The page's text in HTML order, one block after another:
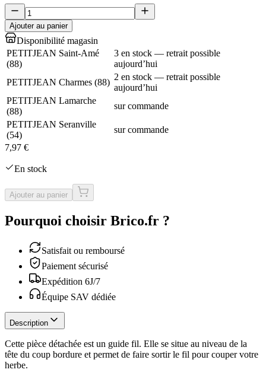
Ajouter au panier
Disponibilité magasin
PETITJEAN Saint-Amé
(88)
3 en stock — retrait possible
aujourd’hui
PETITJEAN Charmes (88)
2 en stock — retrait possible
aujourd’hui
PETITJEAN Lamarche
(88)
sur commande
PETITJEAN Seranville
(54)
sur commande
7,97 €
En stock
Ajouter au panier
Pourquoi choisir Brico.fr ?
Satisfait ou remboursé
Paiement sécurisé
Expédition 6J/7
Équipe SAV dédiée
Description
Cette pièce détachée est un guide fil. Elle se situe au niveau de la
tête du coup bordure et permet de faire sortir le fil pour couper votre
herbe.